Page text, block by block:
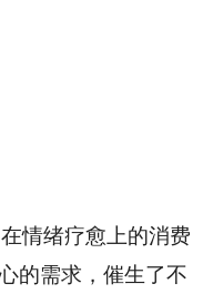
情绪疗愈上的消费
的需求，催生了不